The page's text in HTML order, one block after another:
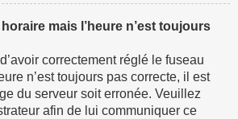
mais l’heure n’est toujours
correctement réglé le fuseau
n’est toujours pas correcte, il est
du serveur soit erronée. Veuillez
afin de lui communiquer ce